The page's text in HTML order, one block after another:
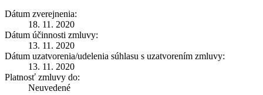
Dátum zverejnenia:
18. 11. 2020
Dátum účinnosti zmluvy:
13. 11. 2020
Dátum uzatvorenia/udelenia súhlasu s uzatvorením zmluvy:
13. 11. 2020
Platnosť zmluvy do:
Neuvedené